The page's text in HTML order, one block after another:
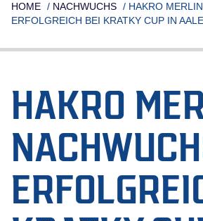
HOME / NACHWUCHS / HAKRO
ERFOLGREICH BEI KRATKY CUP IN
HAKRO